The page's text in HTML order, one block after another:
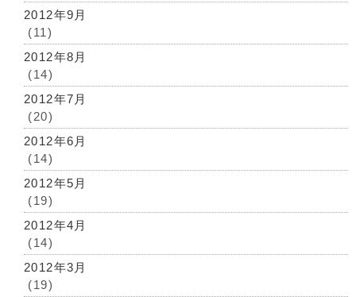
2012年9月
(11)
2012年8月
(14)
2012年7月
(20)
2012年6月
(14)
2012年5月
(19)
2012年4月
(14)
2012年3月
(19)